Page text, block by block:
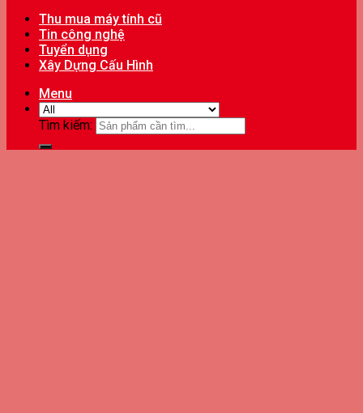
Thu mua máy tính cũ
Tin công nghệ
Tuyển dụng
Xây Dựng Cấu Hình
Menu
Tìm kiếm: